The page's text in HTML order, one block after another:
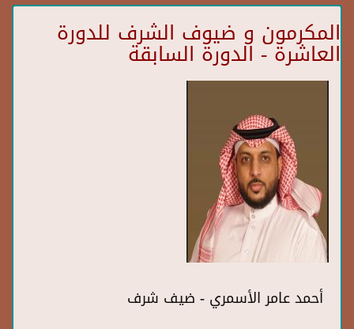
المكرمون و ضيوف الشرف للدورة
العاشرة - الدورة السابقة
أحمد عامر الأسمري - ضيف شرف